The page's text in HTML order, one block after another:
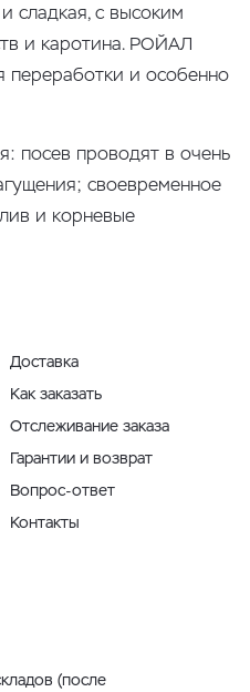
сладкая, с высоким
и каротина. РОЙАЛ
и особенно
посев проводят в очень
своевременное
и корневые
Доставка
Как заказать
Отслеживание заказа
Гарантии и возврат
Вопрос-ответ
Контакты
(после